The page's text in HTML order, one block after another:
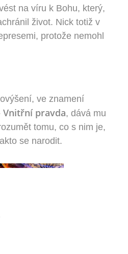
na víru k Bohu, který,
život. Nick totiž v
protože nemohl
ve znamení
Vnitřní pravda, dává mu
tomu, co s nim je,
se narodit.